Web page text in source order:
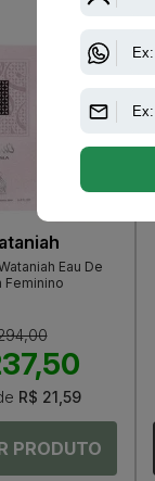
Eau De
Feminino
R$ 21,59